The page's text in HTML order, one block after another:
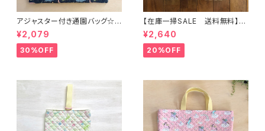
アジャスター付き通園バッグ☆3
0×43cm 【恐竜柄】 ★B. 13 男
の子 キルティング 絵本バッ
グ ダイナソー ｜通園通学用
のかわいい巾着袋や入園オーダ
¥2,079
30%OFF
【在庫一掃SALE 送料無料】通
園バッグ☆32×43マチ6cm☆
【ピーチ柄】★TB.39 幼稚園バ
ッグ トートバッグ キルティン
グ レッスンバッグ 桃 女の
a☆ほしぞら
¥2,640
20%OFF